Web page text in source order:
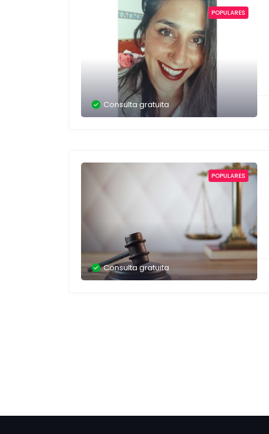
POPULARES
Consulta gratuita
POPULARES
Consulta gratuita